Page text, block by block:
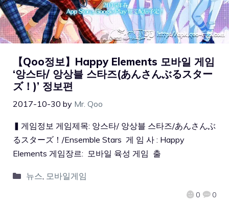
【Qoo정보】Happy Elements 모바일 게임
‘앙스타/ 앙상블 스타즈(あんさんぶるスター
ズ！)’ 정보편
2017-10-30 by Mr. Qoo
0 0
▍게임정보 게임제목: 앙스타/ 앙상블 스타즈/あんさんぶ
るスターズ！/Ensemble Stars 게 임 사 : Happy
Elements 게임장르: 모바일 육성 게임 출
뉴스, 모바일게임